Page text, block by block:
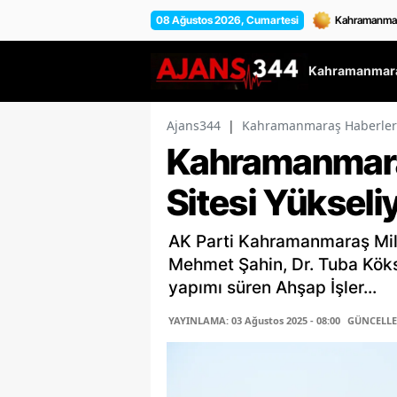
08 Ağustos 2026, Cumartesi
Ajans344 | Kahramanmaraş
Sitesi
AK Parti Kahramanmaraş
Mehmet Şahin, Dr. Tuba
yapımı süren Ahşap İşler...
YAYINLAMA: 03 Ağustos 2025 - 08:00